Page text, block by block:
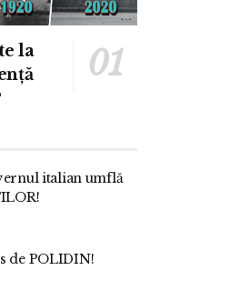
la
italian umflă
de POLIDIN!